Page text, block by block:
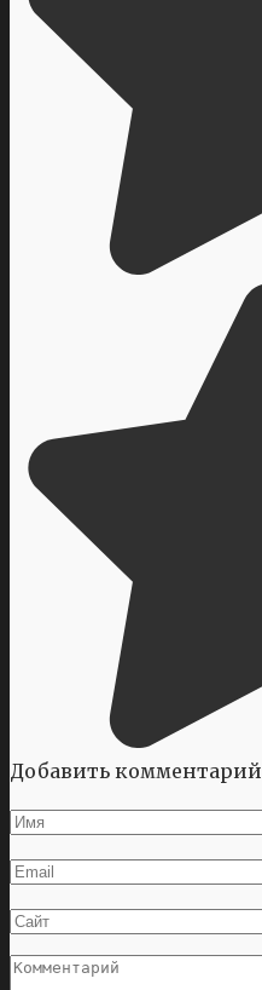
Добавить комментарий
Имя
Email
Сайт
Комментарий